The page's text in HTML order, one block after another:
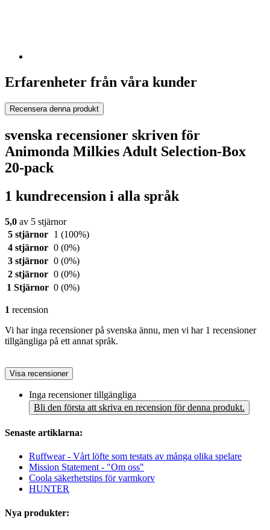
Erfarenheter från våra kunder
Recensera denna produkt
svenska recensioner skriven för
Animonda Milkies Adult Selection-Box
20-pack
1 kundrecension i alla språk
5,0 av 5 stjärnor
5 stjärnor
1 (100%)
4 stjärnor 0 (0%)
3 stjärnor 0 (0%)
2 stjärnor 0 (0%)
1 Stjärnor 0 (0%)
1 recension
Vi har inga recensioner på svenska ännu, men vi har 1 recensioner
tillgängliga på ett annat språk.
Visa recensioner
Inga recensioner tillgängliga
Bli den första att skriva en recension för denna produkt.
Senaste artiklarna:
Ruffwear - Vårt löfte som testats av många olika spelare
Mission Statement - "Om oss"
Coola säkerhetstips för varmkorv
HUNTER
Nya produkter: